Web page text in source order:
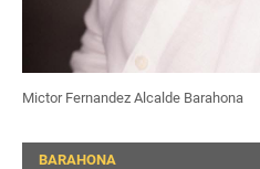
Mictor Fernandez Alcalde Barahona
BARAHONA